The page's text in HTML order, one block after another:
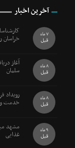
آخرین اخبار
خراسان 7 ماه
قبل
آغاز
سلمان 8 ماه
قبل
رویداد
خدمت و 8 ماه
قبل
غذایی 9 ماه
قبل